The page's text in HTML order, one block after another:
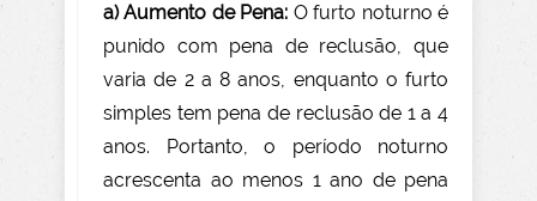
a) Aumento de Pena: O furto noturno é
punido com pena de reclusão, que
varia de 2 a 8 anos, enquanto o furto
simples tem pena de reclusão de 1 a 4
anos. Portanto, o período noturno
acrescenta ao menos 1 ano de pena